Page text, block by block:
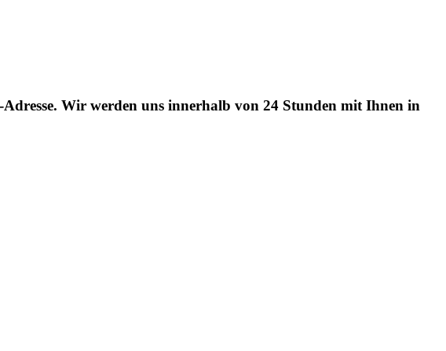
Wir werden uns innerhalb von 24 Stunden mit Ihnen in